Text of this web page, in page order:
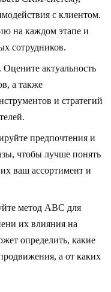
с клиентом.
на каждом этапе и
сотрудников.
актуальность
а также
и стратегий
предпочтения и
чтобы лучше понять
ваш ассортимент и
метод ABC для
их влияния на
определить, какие
а от каких